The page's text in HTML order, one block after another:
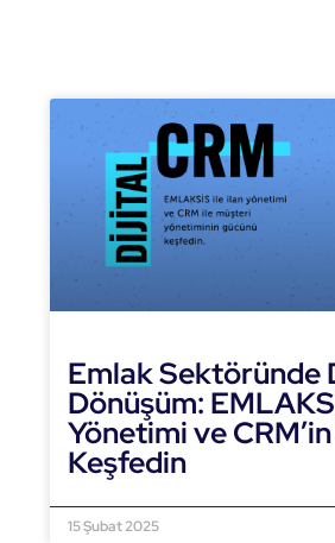
Emlak Sektöründe
Dönüşüm:
Yönetimi ve
Keşfedin
15 Şubat 2025